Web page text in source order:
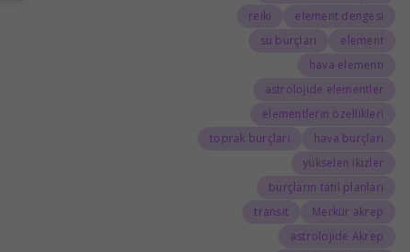
element dengesi
reiki
element
su burçları
hava elementi
astrolojide elementler
elementlerin özellikleri
hava burçları
toprak burçları
yükselen ikizler
burçların tatil planları
Merkür akrep
transit
astrolojide Akrep